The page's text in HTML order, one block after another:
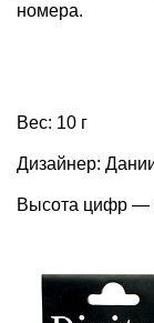
номера.
Вес: 10 г
Дизайнер:
Высота цифр —